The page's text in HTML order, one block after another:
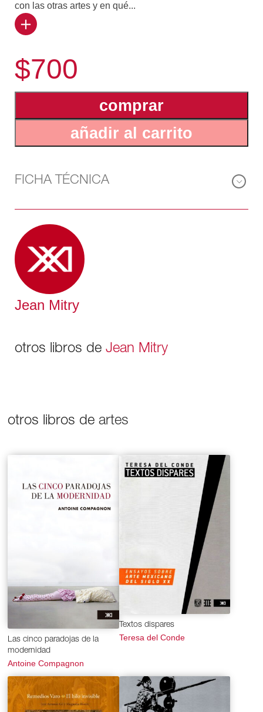
con las otras artes y en qué...
difiere de ellas.
de las estructuras cinematográficas, se analiza la
imagen fílmica, el ritmo y el montaje.
El segundo volumen está consagrado al estudio de las
formas cinematográficas, y en él se prosigue el estudio
del ritmo, ejemplificando con las formas más flexibles y
ágiles del cine contemporáneo. El tiempo, el espacio y
lo real percibido reciben un amplio tratamiento, a la luz
condiciones sociales y psicológicas del “realismo” en
$700
añadir al carrito
comprar
FICHA TÉCNICA
Jean Mitry
otros libros de Jean Mitry
otros libros deartes
Las cinco paradojas de la
modernidad
Antoine Compagnon
Textos dispares
Teresa del Conde